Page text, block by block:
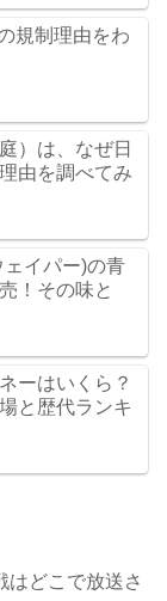
規制理由をわ
）は、なぜ日
由を調べてみ
イパー)の青
！その味と
ーはいくら？
と歴代ランキ
はどこで放送さ